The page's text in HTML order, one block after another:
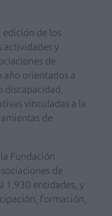
de los
actividades y
de
año orientados a
discapacidad,
vinculadas a la
de
Fundación
de
1.930 entidades, y
formación,